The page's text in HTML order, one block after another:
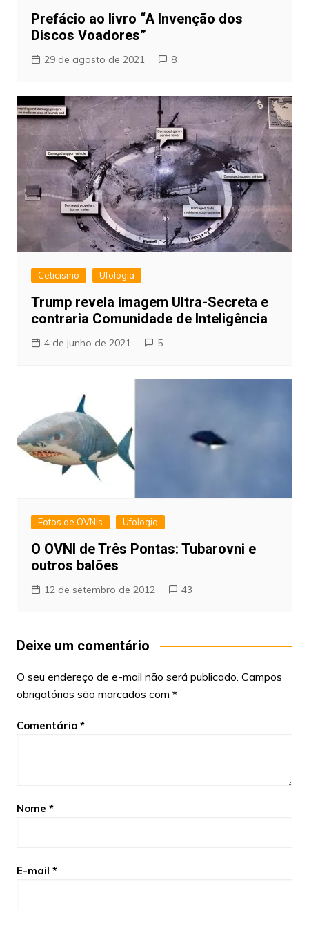
Prefácio ao livro “A Invenção dos
Discos Voadores”
29 de agosto de 2021 8
Ceticismo Ufologia
Trump revela imagem Ultra-Secreta e
contraria Comunidade de Inteligência
4 de junho de 2021 5
Fotos de OVNIs Ufologia
O OVNI de Três Pontas: Tubarovni e
outros balões
12 de setembro de 2012 43
Deixe um comentário
O seu endereço de e-mail não será publicado. Campos
obrigatórios são marcados com *
Comentário *
Nome *
E-mail *